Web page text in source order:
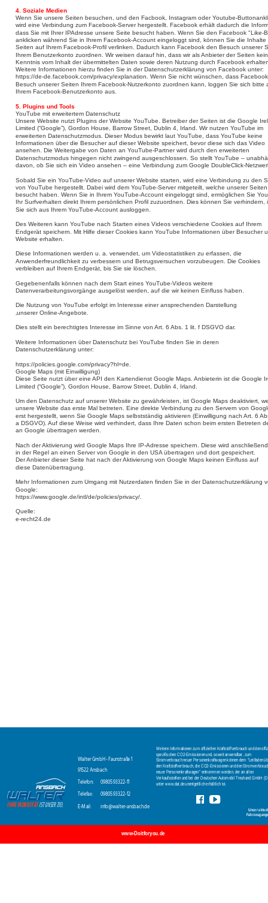
4. Soziale Medien
Wenn Sie unsere Seiten besuchen, und den Facbook, Instagram oder Youtube-
wird eine Verbindung zum Facebook-Server hergestellt. Facebook erhält dadurch die
dass Sie mit Ihrer IPAdresse unsere Seite besucht haben. Wenn Sie den Facebook "Like-
anklicken während Sie in Ihrem Facebook-Account eingeloggt sind, können Sie die
Seiten auf Ihrem Facebook-Profil verlinken. Dadurch kann Facebook den Besuch unserer
Ihrem Benutzerkonto zuordnen. Wir weisen darauf hin, dass wir als Anbieter der Seiten
Kenntnis vom Inhalt der übermittelten Daten sowie deren Nutzung durch Facebook
Weitere Informationen hierzu finden Sie in der Datenschutzerklärung von Facebook unter:
https://de-de.facebook.com/privacy/explanation. Wenn Sie nicht wünschen, dass
Besuch unserer Seiten Ihrem Facebook-Nutzerkonto zuordnen kann, loggen Sie sich bitte
Ihrem Facebook-Benutzerkonto aus.
5. Plugins und Tools
YouTube mit erweitertem Datenschutz
Unsere Website nutzt Plugins der Website YouTube. Betreiber der Seiten ist die Google
Limited (“Google”), Gordon House, Barrow Street, Dublin 4, Irland. Wir nutzen YouTube im
erweiterten Datenschutzmodus. Dieser Modus bewirkt laut YouTube, dass YouTube keine
Informationen über die Besucher auf dieser Website speichert, bevor diese sich das Video
ansehen. Die Weitergabe von Daten an YouTube-Partner wird durch den erweiterten
Datenschutzmodus hingegen nicht zwingend ausgeschlossen. So stellt YouTube –
davon, ob Sie sich ein Video ansehen – eine Verbindung zum Google DoubleClick-
Sobald Sie ein YouTube-Video auf unserer Website starten, wird eine Verbindung zu den
von YouTube hergestellt. Dabei wird dem YouTube-Server mitgeteilt, welche unserer
besucht haben. Wenn Sie in Ihrem YouTube-Account eingeloggt sind, ermöglichen Sie
Ihr Surfverhalten direkt Ihrem persönlichen Profil zuzuordnen. Dies können Sie verhindern,
Sie sich aus Ihrem YouTube-Account ausloggen.
Des Weiteren kann YouTube nach Starten eines Videos verschiedene Cookies auf Ihrem
Endgerät speichern. Mit Hilfe dieser Cookies kann YouTube Informationen über Besucher
Website erhalten.
Diese Informationen werden u. a. verwendet, um Videostatistiken zu erfassen, die
Anwenderfreundlichkeit zu verbessern und Betrugsversuchen vorzubeugen. Die Cookies
verbleiben auf Ihrem Endgerät, bis Sie sie löschen.
Gegebenenfalls können nach dem Start eines YouTube-Videos weitere
Datenverarbeitungsvorgänge ausgelöst werden, auf die wir keinen Einfluss haben.
Die Nutzung von YouTube erfolgt im Interesse einer ansprechenden Darstellung
‚unserer Online-Angebote.
Dies stellt ein berechtigtes Interesse im Sinne von Art. 6 Abs. 1 lit. f DSGVO dar.
Weitere Informationen über Datenschutz bei YouTube finden Sie in deren
Datenschutzerklärung unter:
https://policies.google.com/privacy?hl=de.
Google Maps (mit Einwilligung)
Diese Seite nutzt über eine API den Kartendienst Google Maps. Anbieterin ist die Google
Limited (“Google”), Gordon House, Barrow Street, Dublin 4, Irland.
Um den Datenschutz auf unserer Website zu gewährleisten, ist Google Maps deaktiviert,
unsere Website das erste Mal betreten. Eine direkte Verbindung zu den Servern von
erst hergestellt, wenn Sie Google Maps selbstständig aktivieren (Einwilligung nach Art. 6
a DSGVO). Auf diese Weise wird verhindert, dass Ihre Daten schon beim ersten Betreten
an Google übertragen werden.
Nach der Aktivierung wird Google Maps Ihre IP-Adresse speichern. Diese wird
in der Regel an einen Server von Google in den USA übertragen und dort gespeichert.
Der Anbieter dieser Seite hat nach der Aktivierung von Google Maps keinen Einfluss auf
diese Datenübertragung.
Mehr Informationen zum Umgang mit Nutzerdaten finden Sie in der Datenschutzerklärung
Google:
https://www.google.de/intl/de/policies/privacy/.
Quelle:
e-recht24.de
www-Doitforyou.de
Weitere Informationen zum offiziellen Kraftstoffverbrauch und den
spezifischen CO2-Emissionen und, soweit anwendbar, zum
Stromverbrauch neuer Personenkraftwagen können dem "Leitfaden
den Kraftstoffverbrauch, die CO2-Emissionen und den
neuer Personenkraftwagen" entnommen werden, der an allen
Verkaufsstellen und bei der Deutschen Automobil Treuhand GmbH
unter www.dat.de unentgeltlich erhältlich ist.
Unser
Walter GmbH - Faunstraße 1
91522 Ansbach
Telefon:
09805 93322-11
Telefax:
09805 93322-12
E-Mail:
info@walter-ansbach.de